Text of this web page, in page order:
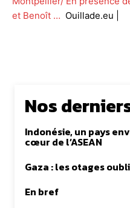
et Benoît … Ouillade.eu |
Nos
Indonésie, un pays
cœur de l’ASEAN
Gaza : les otages
En bref